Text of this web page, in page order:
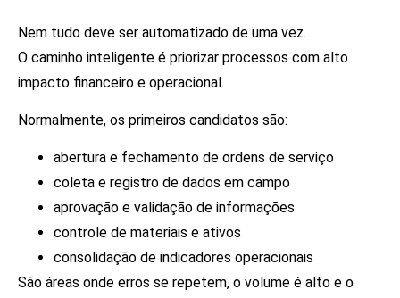
Nem tudo deve ser automatizado de uma vez.
O caminho inteligente é priorizar processos com alto
impacto financeiro e operacional.
Normalmente, os primeiros candidatos são:
abertura e fechamento de ordens de serviço
coleta e registro de dados em campo
aprovação e validação de informações
controle de materiais e ativos
consolidação de indicadores operacionais
São áreas onde erros se repetem, o volume é alto e o